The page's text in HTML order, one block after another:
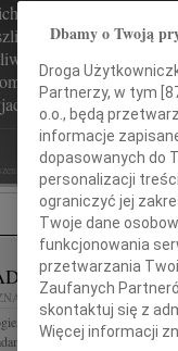
zapamiętaliśmy? Serwis
z Grupy
stworzenia
Dziel się nim z
Koledze Wojciechowi
wyrazy głębokiego
Dbamy o Twoją
Droga
Partnerzy, w tym [
o.o., będą
informacje
dopasowanych do
personalizacji
ograniczyć jej
Twoje dane
funkcjonowania
przetwarzania
Zaufanych
skontaktuj się z
Więcej informacji